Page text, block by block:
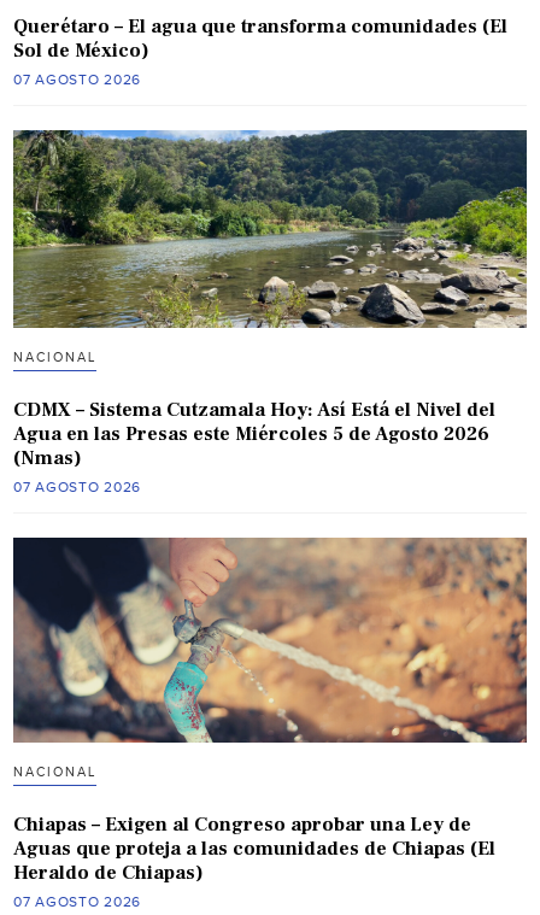
Querétaro – El agua que transforma comunidades (El
Sol de México)
07 AGOSTO 2026
NACIONAL
CDMX – Sistema Cutzamala Hoy: Así Está el Nivel del
Agua en las Presas este Miércoles 5 de Agosto 2026
(Nmas)
07 AGOSTO 2026
NACIONAL
Chiapas – Exigen al Congreso aprobar una Ley de
Aguas que proteja a las comunidades de Chiapas (El
Heraldo de Chiapas)
07 AGOSTO 2026